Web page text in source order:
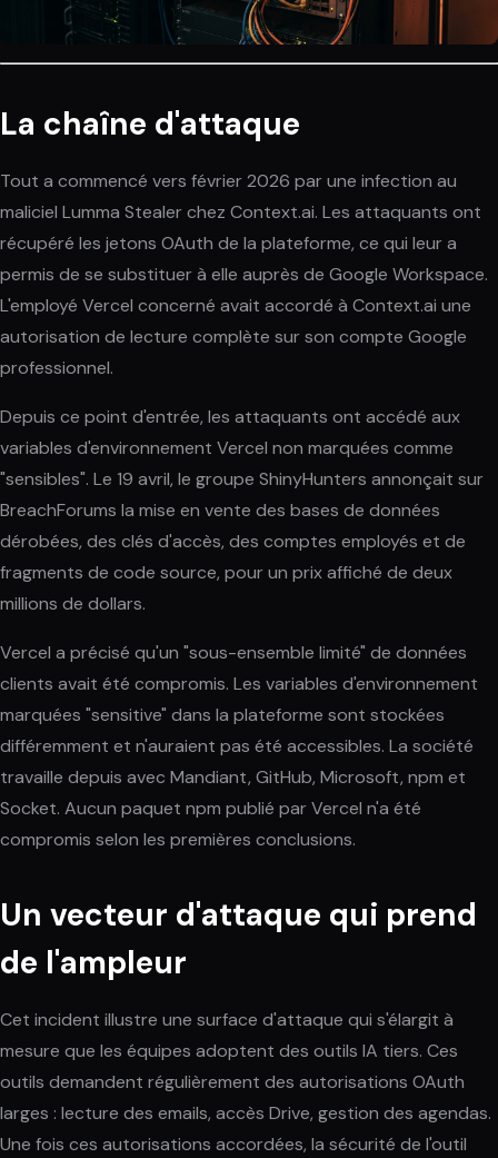
La chaîne d'attaque
Tout a commencé vers février 2026 par une infection au
maliciel Lumma Stealer chez Context.ai. Les attaquants ont
récupéré les jetons OAuth de la plateforme, ce qui leur a
permis de se substituer à elle auprès de Google Workspace.
L'employé Vercel concerné avait accordé à Context.ai une
autorisation de lecture complète sur son compte Google
professionnel.
Depuis ce point d'entrée, les attaquants ont accédé aux
variables d'environnement Vercel non marquées comme
"sensibles". Le 19 avril, le groupe ShinyHunters annonçait sur
BreachForums la mise en vente des bases de données
dérobées, des clés d'accès, des comptes employés et de
fragments de code source, pour un prix affiché de deux
millions de dollars.
Vercel a précisé qu'un "sous-ensemble limité" de données
clients avait été compromis. Les variables d'environnement
marquées "sensitive" dans la plateforme sont stockées
différemment et n'auraient pas été accessibles. La société
travaille depuis avec Mandiant, GitHub, Microsoft, npm et
Socket. Aucun paquet npm publié par Vercel n'a été
compromis selon les premières conclusions.
Un vecteur d'attaque qui prend
de l'ampleur
Cet incident illustre une surface d'attaque qui s'élargit à
mesure que les équipes adoptent des outils IA tiers. Ces
outils demandent régulièrement des autorisations OAuth
larges : lecture des emails, accès Drive, gestion des agendas.
Une fois ces autorisations accordées, la sécurité de l'outil